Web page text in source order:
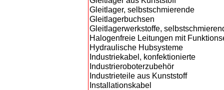
Gleitlager, selbstschmierende
Gleitlagerbuchsen
Gleitlagerwerkstoffe,
Halogenfreie Leitungen mit
Hydraulische Hubsysteme
Industriekabel, konfektionierte
Industrieroboterzubehör
Industrieteile aus Kunststoff
Installationskabel